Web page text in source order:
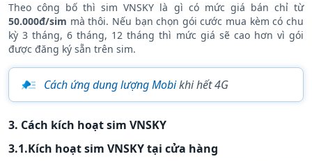
Theo công bố thì sim VNSKY là gì có mức giá bán chỉ từ
50.000đ/sim mà thôi. Nếu bạn chọn gói cước mua kèm có chu
kỳ 3 tháng, 6 tháng, 12 tháng thì mức giá sẽ cao hơn vì gói
được đăng ký sẵn trên sim.
Cách ứng dung lượng Mobikhi hết 4G
3. Cách kích hoạt sim VNSKY
3.1.Kích hoạt sim VNSKY tại cửa hàng